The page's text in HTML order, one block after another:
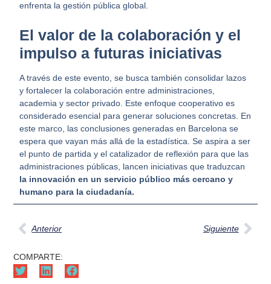
enfrenta la gestión pública global.
El valor de la colaboración y el
impulso a futuras iniciativas
A través de este evento, se busca también consolidar lazos
y fortalecer la colaboración entre administraciones,
academia y sector privado. Este enfoque cooperativo es
considerado esencial para generar soluciones concretas. En
este marco, las conclusiones generadas en Barcelona se
espera que vayan más allá de la estadística. Se aspira a ser
el punto de partida y el catalizador de reflexión para que las
administraciones públicas, lancen iniciativas que traduzcan
la innovación en un servicio público más cercano y
humano para la ciudadanía.
Anterior Siguiente
COMPARTE: